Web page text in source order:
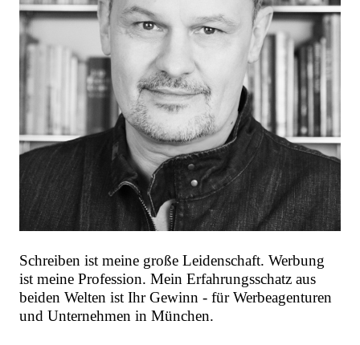
Schreiben ist meine große Leidenschaft. Werbung
ist meine Profession. Mein Erfahrungsschatz aus
beiden Welten ist Ihr Gewinn - für Werbeagenturen
und Unternehmen in München.